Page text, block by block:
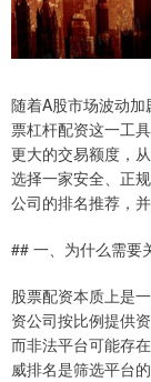
随着A股市场波动
票杠杆配资这一工
更大的交易额度，
选择一家安全、正
公司的排名推荐，
## 一、为什么需要
股票配资本质上是
资公司按比例提供
而非法平台可能存
威排名是筛选平台的